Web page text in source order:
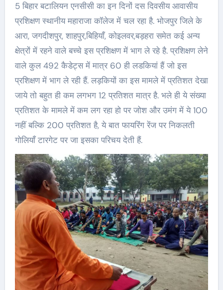
5 बिहार बटालियन एनसीसी का इन दिनों दस दिवसीय आवासीय
प्रशिक्षण स्थानीय महाराजा कॉलेज में चल रहा है. भोजपुर जिले के
आरा, जगदीशपुर, शाहपुर,बिहियाँ, कोइलवर,बड़हरा समेत कई अन्य
क्षेत्रों में रहने वाले बच्चे इस प्रशिक्षण में भाग ले रहे है. प्रशिक्षण लेने
वाले कुल 492 कैडेट्स में मात्र 60 ही लडकियां हैं जो इस
प्रशिक्षण में भाग ले रही हैं. लड़कियों का इस मामले में प्रतिशत देखा
जाये तो बहुत ही कम लगभग 12 प्रतिशत मात्र है. भले ही ये संख्या
प्रतिशत के मामले में कम लग रहा हो पर जोश और उमंग में ये 100
नहीं बल्कि 200 प्रतिशत है, ये बात फायरिंग रेंज पर निकलती
गोलियाँ टारगेट पर जा इसका परिचय देती हैं.